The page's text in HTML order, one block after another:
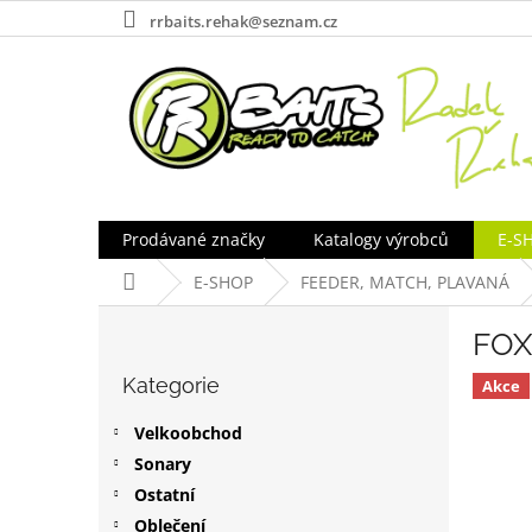
na
rrbaits.rehak@seznam.cz
Prodávané značky Katalogy výrobců E-
Domů E-SHOP FEEDER, MATCH, PLAVANÁ
kategorie
Kategorie
Velkoobchod
Sonary
Ostatní
Oblečení
Akce